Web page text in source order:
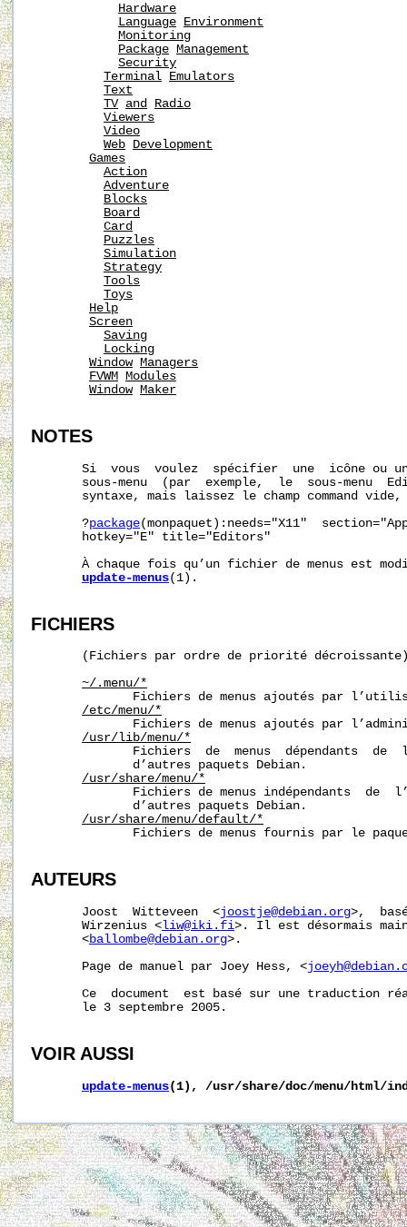
Hardware
Language Environment
Monitoring
Package Management
Security
Terminal Emulators
Text
TV and Radio
Viewers
Video
Web Development
Games
Action
Adventure
Blocks
Board
Card
Puzzles
Simulation
Strategy
Tools
Toys
Help
Screen
Saving
Locking
Window Managers
FVWM Modules
Window Maker
NOTES
Si  vous  voulez  spécifier  une  icône ou
sous-menu  (par  exemple,  le  sous-menu
syntaxe, mais laissez le champ command vide,
       ?
package(monpaquet):needs="X11"
       hotkey="E" title="Editors"
À chaque fois qu’un fichier de menus est
update-menus(1).
FICHIERS
(Fichiers par ordre de priorité
~/.menu/*
Fichiers de menus ajoutés par
/etc/menu/*
Fichiers de menus ajoutés par
/usr/lib/menu/*
Fichiers  de  menus  dépendants  de
              d’autres paquets Debian.
/usr/share/menu/*
Fichiers de menus indépendants  de
              d’autres paquets Debian.
/usr/share/menu/default/*
Fichiers de menus fournis par le
AUTEURS
       Joost  Witteveen  <
joostje@debian.org>,
       Wirzenius <
liw@iki.fi>. Il est désormais
       <
ballombe@debian.org>.
       Page de manuel par Joey Hess, <
Ce  document  est basé sur une traduction
       le 3 septembre 2005.
VOIR AUSSI
update-menus(1), /usr/share/doc/menu/html/